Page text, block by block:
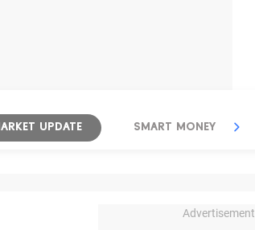
UPDATE SMART MONEY
Advertisement